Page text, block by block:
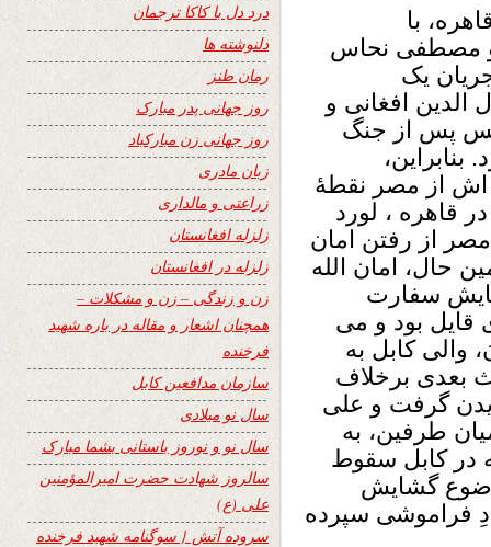
با
و مصطفی نحاس
یک
الدین افغانی و
پس از جنگ
اش از مصر نقطۀ
قاهره ، لورد
از رفتن امان
(لوید، 1928). درهمین حال، امان الله
سفارت
قایل بود و می
والی کابل به
بعدی برخلاف
گرفت و علی
طرفین، به
الله در کابل سقوط
گشایش
فراموشی سپرده
درد دل با کاکا ترجمان
دلنوشته ها
رمان طنز
روز جهانی پدر مبارک
روز جهانی زن مبارکباد
زبان مادری
زراعتی و مالداری
زلزله افغانستان
زلزله در افغانستان
زن و زندگی – زن و مشکلات –
همچنان اشعار و مقاله در باره شهید
فرخنده
سازمان مدافعین کابل
سال نو میلادی
سال نو و نوروز باستانی بشما مبارک
سالروز شهادت حضرت امیرالمؤمنین
علی (ع)
سروده آتش { سوگنامه شهید فرخنده